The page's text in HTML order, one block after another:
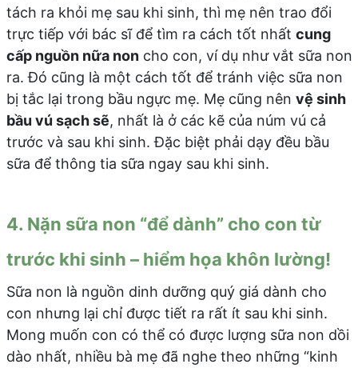
tách ra khỏi mẹ sau khi sinh, thì mẹ nên trao đổi
trực tiếp với bác sĩ để tìm ra cách tốt nhất cung
cấp nguồn nữa noncho con, ví dụ như vắt sữa non
ra. Đó cũng là một cách tốt để tránh việc sữa non
bị tắc lại trong bầu ngực mẹ. Mẹ cũng nên vệ sinh
bầu vú sạch sẽ, nhất là ở các kẽ của núm vú cả
trước và sau khi sinh. Đặc biệt phải dạy đều bầu
sữa để thông tia sữa ngay sau khi sinh.
4. Nặn sữa non “để dành” cho con từ
trước khi sinh – hiểm họa khôn lường!
Sữa non là nguồn dinh dưỡng quý giá dành cho
con nhưng lại chỉ được tiết ra rất ít sau khi sinh.
Mong muốn con có thể có được lượng sữa non dồi
dào nhất, nhiều bà mẹ đã nghe theo những “kinh